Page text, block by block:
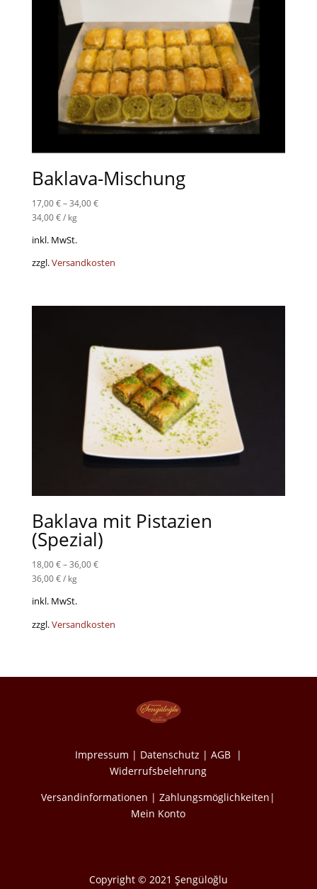
Baklava-Mischung
17,00€–34,00€
34,00€/ kg
inkl. MwSt.
zzgl.Versandkosten
Baklava mit Pistazien
(Spezial)
18,00€–36,00€
36,00€/ kg
inkl. MwSt.
zzgl.Versandkosten
Impressum | Datenschutz | AGB |
Widerrufsbelehrung
Versandinformationen |Zahlungsmöglichkeiten |
Mein Konto
Copyright © 2021 Şengüloğlu